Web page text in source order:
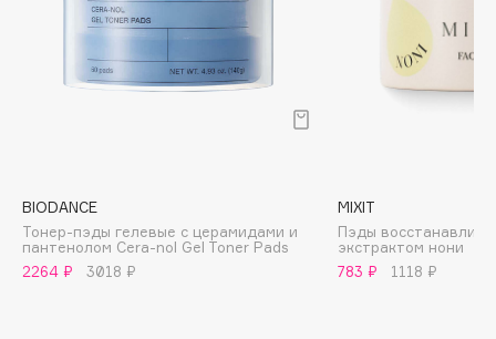
Beauty Bomb
Beauty Pati
BIODANCE
Тонер-пэды гелевые с церамидами и
пантенолом Cera-nol Gel Toner Pads
2264 ₽
3018 ₽
MIXIT
Пэды
экстрактом нони
783 ₽
1118 ₽